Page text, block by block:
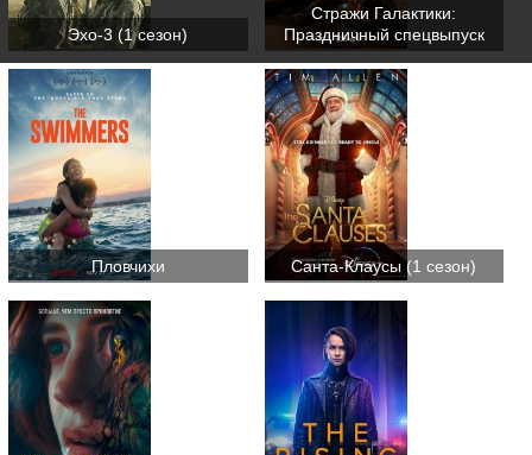
Эхо-3 (1 сезон)
Стражи Галактики:
Праздничный спецвыпуск
Пловчихи Санта-Клаусы (1 сезон)